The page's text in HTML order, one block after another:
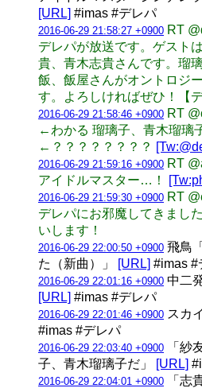
[URL] #imas #デレパ
2016-06-29 21:58:27 +0900 RT
デレパが放送です。ゲスト
貴、青木志貴さんです。瑠
飯、飯屋さんがオントロジ
す。よろしければぜひ！【
2016-06-29 21:58:46 +0900 RT
←わかる 瑠璃子、青木瑠璃
←？？？？？？？？
2016-06-29 21:59:16 +0900 RT
アイドルマスター…！
2016-06-29 21:59:30 +0900 RT
デレパにお邪魔してきまし
いします！
2016-06-29 22:00:50 +0900 飛鳥
た（新曲）」
[URL] #imas #
2016-06-29 22:01:16 +0900 中二
[URL] #imas #デレパ
2016-06-29 22:01:46 +0900 スカ
#imas #デレパ
2016-06-29 22:03:40 +0900 「紗
子、青木瑠璃子だ」
[URL]
2016-06-29 22:04:01 +0900 「志